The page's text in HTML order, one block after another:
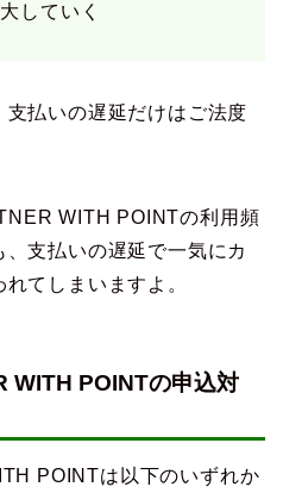
していく
払いの遅延だけはご法度
WITH POINTの利用頻
支払いの遅延で一気にカ
てしまいますよ。
WITH POINTの申込対
POINTは以下のいずれか